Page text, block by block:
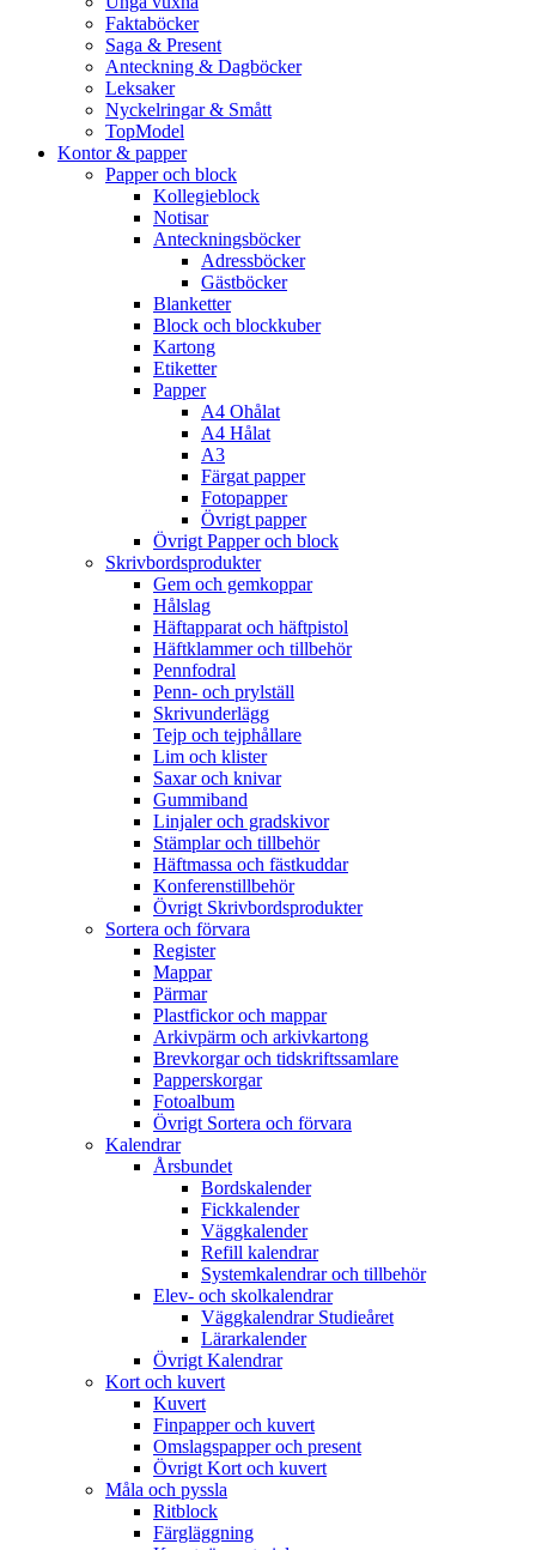
Faktaböcker
Saga & Present
Anteckning & Dagböcker
Leksaker
Nyckelringar & Smått
TopModel
Kontor & papper
Papper och block
Kollegieblock
Notisar
Anteckningsböcker
Adressböcker
Gästböcker
Blanketter
Block och blockkuber
Kartong
Etiketter
Papper
A4 Ohålat
A4 Hålat
A3
Färgat papper
Fotopapper
Övrigt papper
Övrigt Papper och block
Skrivbordsprodukter
Gem och gemkoppar
Hålslag
Häftapparat och häftpistol
Häftklammer och tillbehör
Pennfodral
Penn- och prylställ
Skrivunderlägg
Tejp och tejphållare
Lim och klister
Saxar och knivar
Gummiband
Linjaler och gradskivor
Stämplar och tillbehör
Häftmassa och fästkuddar
Konferenstillbehör
Övrigt Skrivbordsprodukter
Sortera och förvara
Register
Mappar
Pärmar
Plastfickor och mappar
Arkivpärm och arkivkartong
Brevkorgar och tidskriftssamlare
Papperskorgar
Fotoalbum
Övrigt Sortera och förvara
Kalendrar
Årsbundet
Bordskalender
Fickkalender
Väggkalender
Refill kalendrar
Systemkalendrar och tillbehör
Elev- och skolkalendrar
Väggkalendrar Studieåret
Lärarkalender
Övrigt Kalendrar
Kort och kuvert
Kuvert
Finpapper och kuvert
Omslagspapper och present
Övrigt Kort och kuvert
Måla och pyssla
Ritblock
Färgläggning